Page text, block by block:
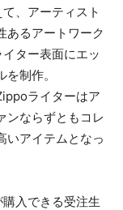
、アーティスト
あるアートワーク
ター表面にエッ
制作。
ライターはア
ンならずともコレ
いアイテムとなっ
入できる受注生